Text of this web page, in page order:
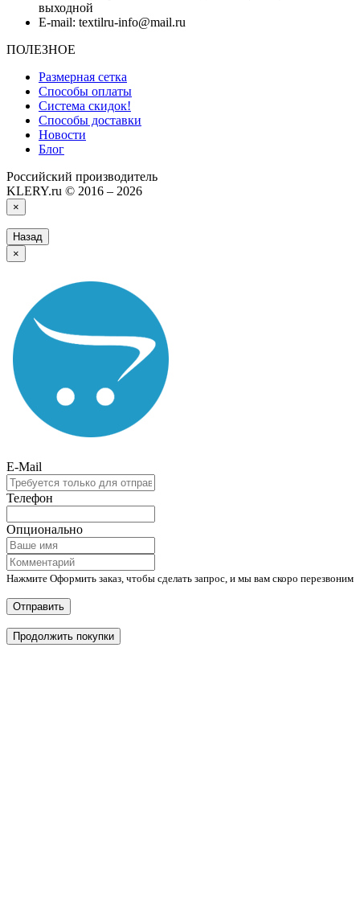
выходной
E-mail: textilru-info@mail.ru
ПОЛЕЗНОЕ
Размерная сетка
Способы оплаты
Система скидок!
Способы доставки
Новости
Блог
Российский производитель
KLERY.ru © 2016 – 2026
×
Назад
×
E-Mail
Телефон
Опционально
Нажмите Оформить заказ, чтобы сделать запрос, и мы вам скоро перезвоним
Отправить
Продолжить покупки